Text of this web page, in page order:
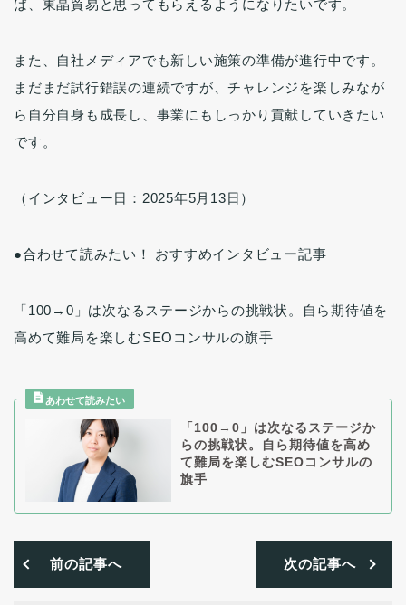
ば、東晶貿易と思ってもらえるようになりたいです。
また、自社メディアでも新しい施策の準備が進行中です。
まだまだ試行錯誤の連続ですが、チャレンジを楽しみなが
ら自分自身も成長し、事業にもしっかり貢献していきたい
です。
（インタビュー日：2025年5月13日）
●合わせて読みたい！ おすすめインタビュー記事
「100→0」は次なるステージからの挑戦状。自ら期待値を
高めて難局を楽しむSEOコンサルの旗手
「100→0」は次なるステージか
らの挑戦状。自ら期待値を高め
て難局を楽しむSEOコンサルの
旗手
前の記事へ 次の記事へ